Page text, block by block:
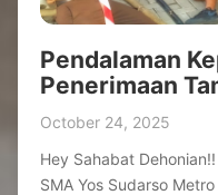
Pendalaman
Penerimaan
October 24, 2025
Hey Sahabat
SMA Yos Sudarso